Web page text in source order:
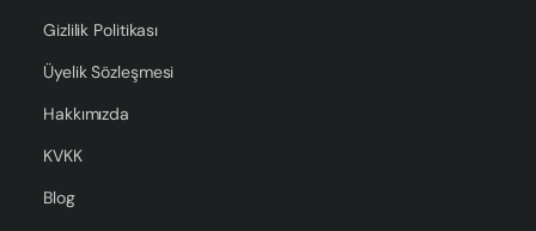
Gizlilik Politikası
Üyelik Sözleşmesi
Hakkımızda
KVKK
Blog